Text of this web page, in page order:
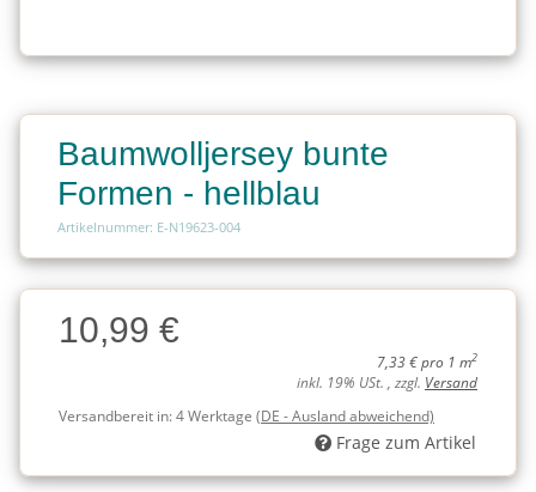
Baumwolljersey bunte
Formen - hellblau
Artikelnummer: E-N19623-004
Charge
Charge10,99 €
7,33 € pro 1 m2
inkl. 19% USt. , zzgl. Versand
Versandbereit in:4 Werktage (DE - Ausland abweichend)
Frage zum Artikel